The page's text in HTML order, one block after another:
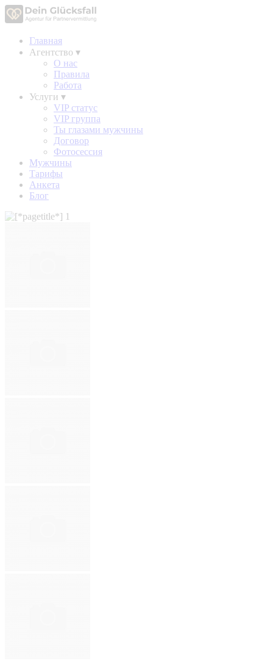
Главная
Агентство ▾
О нас
Правила
Работа
Услуги ▾
VIP статус
VIP группа
Ты глазами мужчины
Договор
Фотосессия
Мужчины
Тарифы
Анкета
Блог